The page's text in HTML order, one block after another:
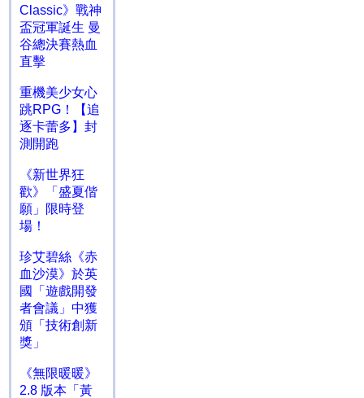
Classic》戰神
盃冠軍誕生 曼
谷總決賽熱血
直擊
重機美少女心
跳RPG！【追
逐卡蕾多】封
測開跑
《新世界狂
歡》「盛夏偕
願」限時登
場！
珍艾碧絲《赤
血沙漠》於英
國「遊戲開發
者會議」中獲
頒「技術創新
獎」
《無限暖暖》
2.8 版本「黃